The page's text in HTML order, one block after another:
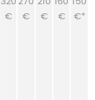
€
€
€
€
€*